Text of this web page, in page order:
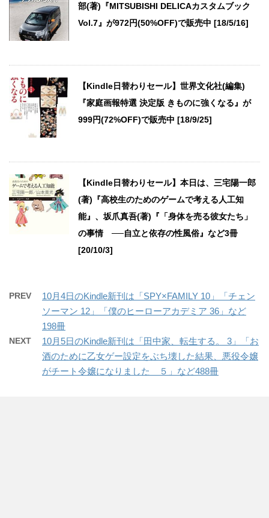
部(著)『MITSUBISHI DELICAカスタムブック
Vol.7』が972円(50%OFF)で販売中 [18/5/16]
【Kindle日替わりセール】世界文化社(編集)
『家庭画報特選 決定版 きものに強くなる』が
999円(72%OFF)で販売中 [18/9/25]
【Kindle日替わりセール】本日は、三宅陽一郎
(著)『高校生のためのゲームで考える人工知
能』、坂爪真吾(著)『「身体を売る彼女たち」
の事情 ──自立と依存の性風俗』など3冊
[20/10/3]
PREV
10月4日のKindle新刊は「SPY×FAMILY 10」「チェン
ソーマン 12」「僕のヒーローアカデミア 36」など
198冊
NEXT
10月5日のKindle新刊は「田中家、転生する。 3」「お
酒のために乙女ゲー設定をぶち壊した結果、悪役令嬢
がチート令嬢になりました ５」など488冊